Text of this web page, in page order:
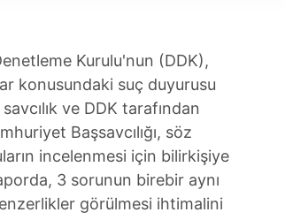
sınırlı olarak açık rızanız dahilinde
panel vasıtasıyla belirleyebilirsiniz.
ziyaret edebilirsiniz.
uyarınca hazırlanmış Aydınlatma
ilgili bilgi almak için lütfen tıklayınız
Kurulu'nun (DDK),
konusundaki suç duyurusu
ve DDK tarafından
Başsavcılığı, söz
incelenmesi için bilirkişiye
3 sorunun birebir aynı
görülmesi ihtimalini